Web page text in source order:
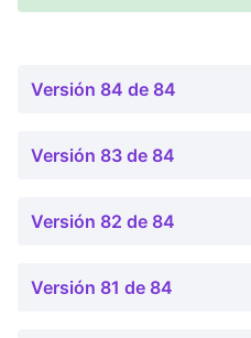
Versión 84 de 84
Versión 83 de 84
Versión 82 de 84
Versión 81 de 84